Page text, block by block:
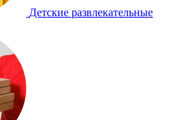
Детские развлекательные